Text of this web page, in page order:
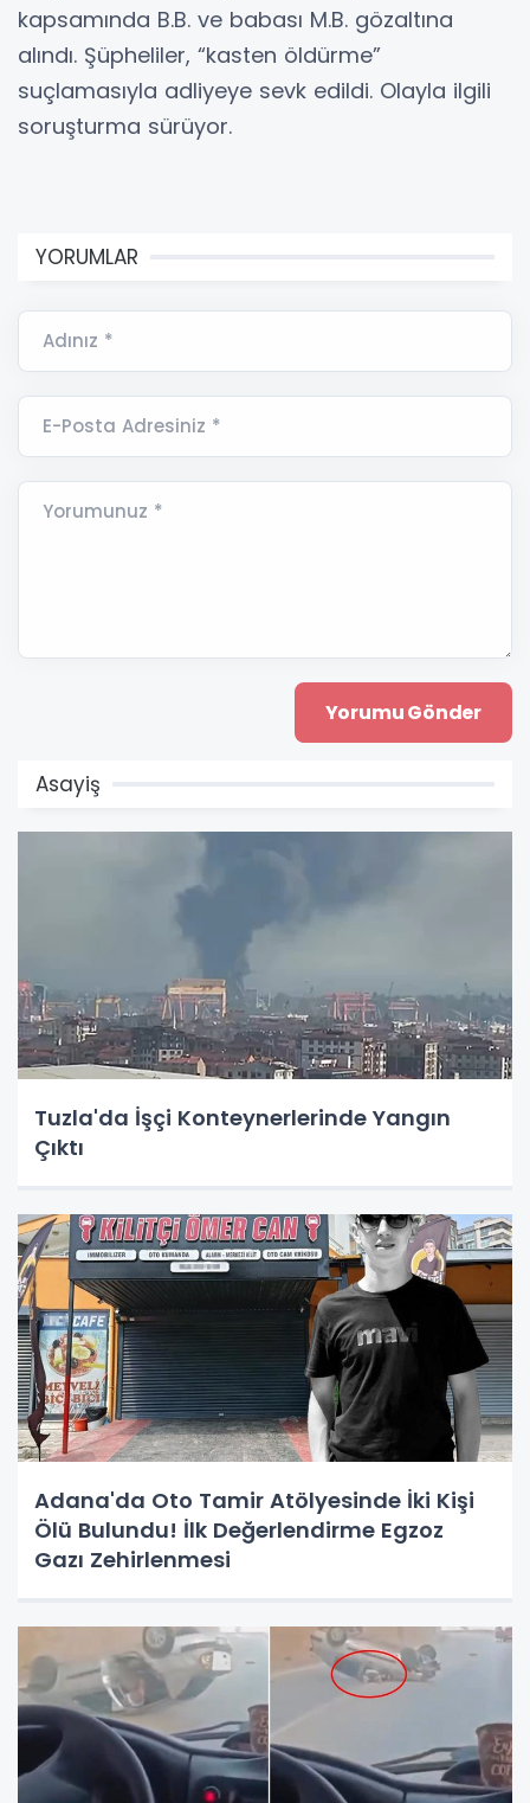
kapsamında B.B. ve babası M.B. gözaltına
alındı. Şüpheliler, “kasten öldürme”
suçlamasıyla adliyeye sevk edildi. Olayla ilgili
soruşturma sürüyor.
YORUMLAR
Adınız *
E-Posta Adresiniz *
Yorumunuz *
Asayiş
Tuzla'da İşçi Konteynerlerinde Yangın
Çıktı
Adana'da Oto Tamir Atölyesinde İki Kişi
Ölü Bulundu! İlk Değerlendirme Egzoz
Gazı Zehirlenmesi